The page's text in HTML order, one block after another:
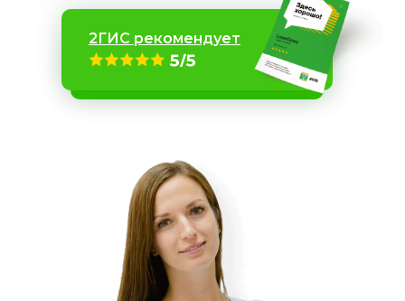
2ГИС рекомендует
игнорируя окружающие ткани. Такая
безопасность и комфорт вашей кожи
Гарантия безопасности для кожи
Оригинальные аппараты ведущих